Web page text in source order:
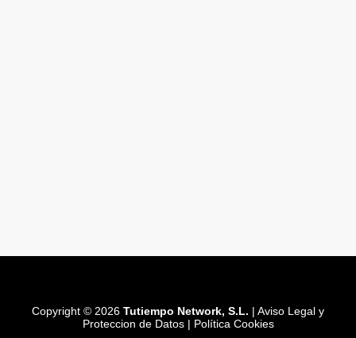
Copyright © 2026 Tutiempo Network, S.L. | Aviso Legal y
Proteccion de Datos| Política Cookies